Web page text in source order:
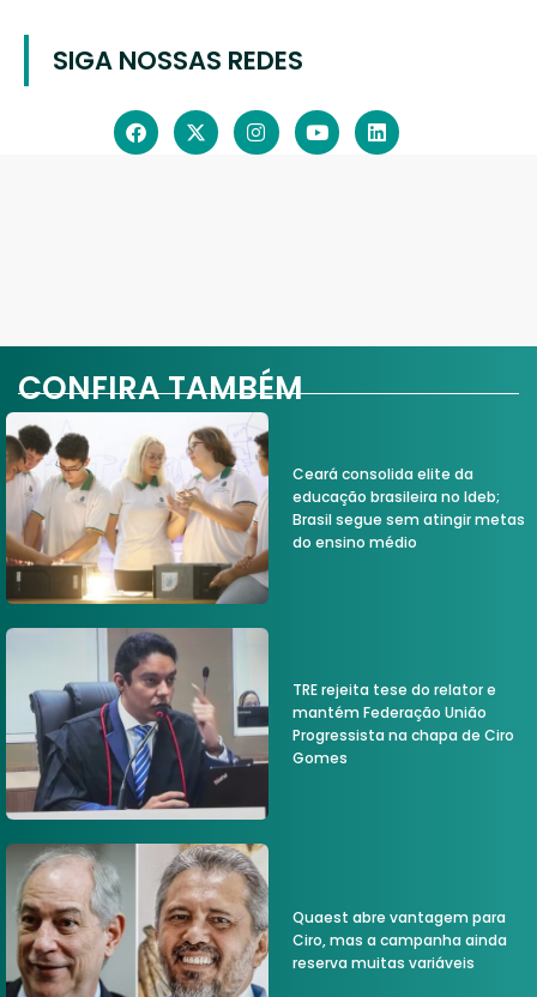
SIGA NOSSAS REDES
CONFIRA TAMBÉM
Ceará consolida elite da
educação brasileira no Ideb;
Brasil segue sem atingir metas
do ensino médio
TRE rejeita tese do relator e
mantém Federação União
Progressista na chapa de Ciro
Gomes
Quaest abre vantagem para
Ciro, mas a campanha ainda
reserva muitas variáveis